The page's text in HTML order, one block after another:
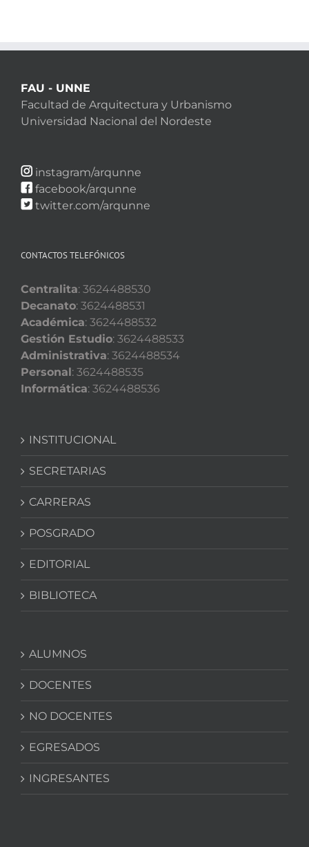
FAU - UNNE
Facultad de Arquitectura y Urbanismo
Universidad Nacional del Nordeste
instagram/arqunne
facebook/arqunne
twitter.com/arqunne
CONTACTOS TELEFÓNICOS
Centralita: 3624488530
Decanato: 3624488531
Académica: 3624488532
Gestión Estudio: 3624488533
Administrativa: 3624488534
Personal: 3624488535
Informática: 3624488536
INSTITUCIONAL
SECRETARIAS
CARRERAS
POSGRADO
EDITORIAL
BIBLIOTECA
ALUMNOS
DOCENTES
NO DOCENTES
EGRESADOS
INGRESANTES